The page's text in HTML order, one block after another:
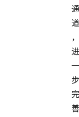
通
道
，
进
一
步
完
善